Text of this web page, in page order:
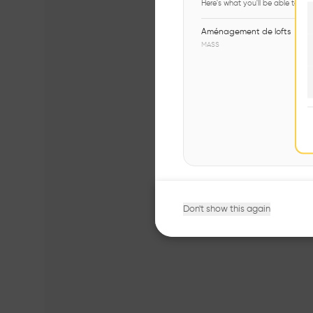
Here's what you'll be able to
Aménagement de lofts
MASS
Don't show this again